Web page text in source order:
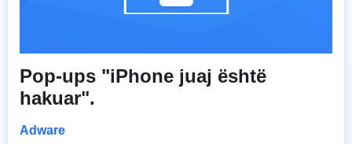
Pop-ups "iPhone juaj është
hakuar".
Adware